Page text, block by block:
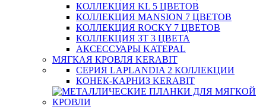
КОЛЛЕКЦИЯ KL 5 ЦВЕТОВ
КОЛЛЕКЦИЯ MANSION 7 ЦВЕТОВ
КОЛЛЕКЦИЯ ROCKY 7 ЦВЕТОВ
КОЛЛЕКЦИЯ ЗТ 3 ЦВЕТА
АКСЕССУАРЫ KATEPAL
МЯГКАЯ КРОВЛЯ KERABIT
СЕРИЯ LAPLANDIA 2 КОЛЛЕКЦИИ
КОНЕК-КАРНИЗ KERABIT